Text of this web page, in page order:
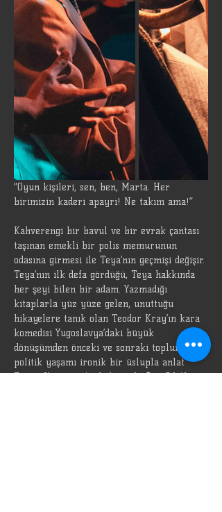
“Oyun kişileri, sen, ben, Marta. Her
birimizin kaderi apayrı! Ne takım ama!”
Kahverengi bir bavul ve bir evrak çantası
taşınan emekli bir polis memurunun
odasına girmesi ile Teya’nın geçmişi değişir.
Teya’nın ilk defa gördüğü, Teya hakkında
her şeyi bilen bir adam. Yazmadığı
kitaplarla yüz yüze gelen, unuttuğu
hikayelere tanık olan Teodor Kray’ın kara
komedisi Yugoslavya’daki büyük
dönüşümden önceki ve sonraki toplumsal-
politik yaşamı ironik bir üslupla anlat
Duşan Kovaçevic’in kalemiyle Özü Oda’da